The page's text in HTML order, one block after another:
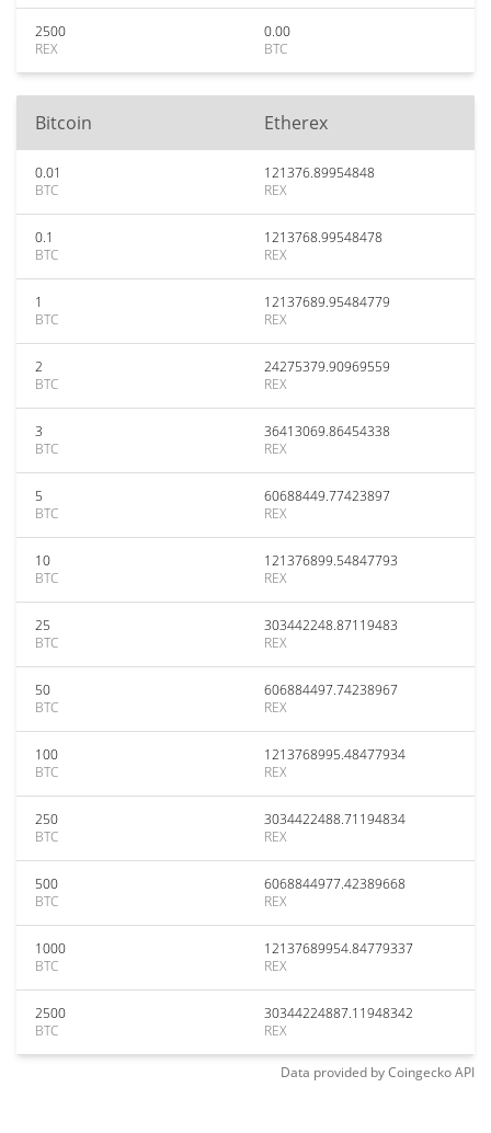
2500
REX
0.00
BTC
Bitcoin Etherex
0.01
BTC
121376.89954848
REX
0.1
BTC
1213768.99548478
REX
1
BTC
12137689.95484779
REX
2
BTC
24275379.90969559
REX
3
BTC
36413069.86454338
REX
5
BTC
60688449.77423897
REX
10
BTC
121376899.54847793
REX
25
BTC
303442248.87119483
REX
50
BTC
606884497.74238967
REX
100
BTC
1213768995.48477934
REX
250
BTC
3034422488.71194834
REX
500
BTC
6068844977.42389668
REX
1000
BTC
12137689954.84779337
REX
2500
BTC
30344224887.11948342
REX
Data provided byCoingeckoAPI